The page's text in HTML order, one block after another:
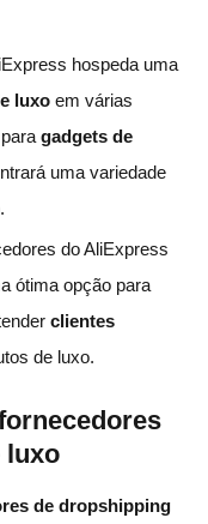
hospeda uma
luxo em várias
para gadgets de
uma variedade
do AliExpress
ótima opção para
clientes
de luxo.
luxo
de dropshipping